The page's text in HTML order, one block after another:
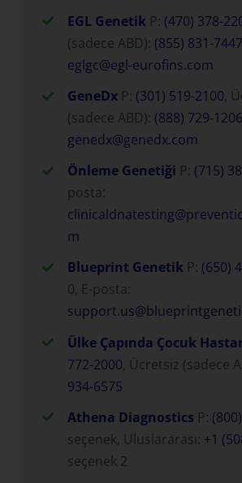
EGL Genetik P: (470) 378-
(sadece ABD): (855) 831-7447
eglgc@egl-eurofins.com
GeneDx P: (301) 519-2100,
(sadece ABD): (888) 729-1206
genedx@genedx.com
Önleme Genetiği P: (715)
posta:
m
Blueprint Genetik P: (650)
0, E-posta:
Ülke Çapında Çocuk
772-2000, Ücretsiz (sadece
934-6575
Athena Diagnostics P:
seçenek, Uluslararası: +1
seçenek 2